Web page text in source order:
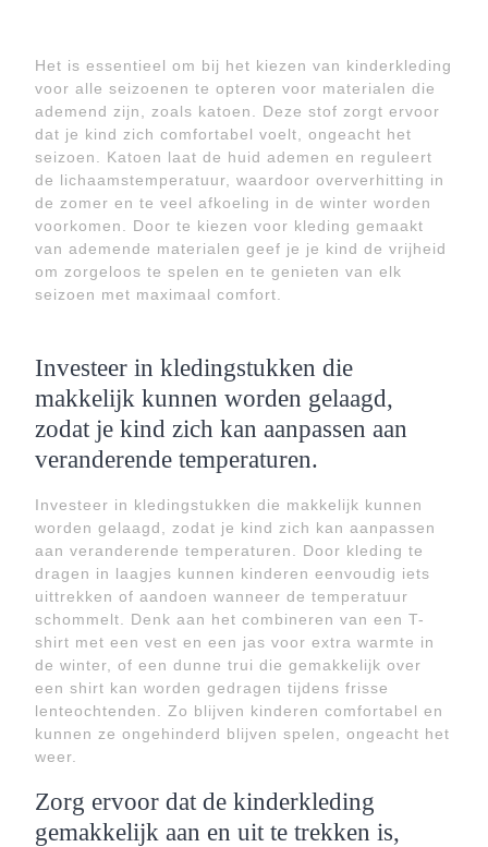
Het is essentieel om bij het kiezen van kinderkleding
voor alle seizoenen te opteren voor materialen die
ademend zijn, zoals katoen. Deze stof zorgt ervoor
dat je kind zich comfortabel voelt, ongeacht het
seizoen. Katoen laat de huid ademen en reguleert
de lichaamstemperatuur, waardoor oververhitting in
de zomer en te veel afkoeling in de winter worden
voorkomen. Door te kiezen voor kleding gemaakt
van ademende materialen geef je je kind de vrijheid
om zorgeloos te spelen en te genieten van elk
seizoen met maximaal comfort.
Investeer in kledingstukken die
makkelijk kunnen worden gelaagd,
zodat je kind zich kan aanpassen aan
veranderende temperaturen.
Investeer in kledingstukken die makkelijk kunnen
worden gelaagd, zodat je kind zich kan aanpassen
aan veranderende temperaturen. Door kleding te
dragen in laagjes kunnen kinderen eenvoudig iets
uittrekken of aandoen wanneer de temperatuur
schommelt. Denk aan het combineren van een T-
shirt met een vest en een jas voor extra warmte in
de winter, of een dunne trui die gemakkelijk over
een shirt kan worden gedragen tijdens frisse
lenteochtenden. Zo blijven kinderen comfortabel en
kunnen ze ongehinderd blijven spelen, ongeacht het
weer.
Zorg ervoor dat de kinderkleding
gemakkelijk aan en uit te trekken is,